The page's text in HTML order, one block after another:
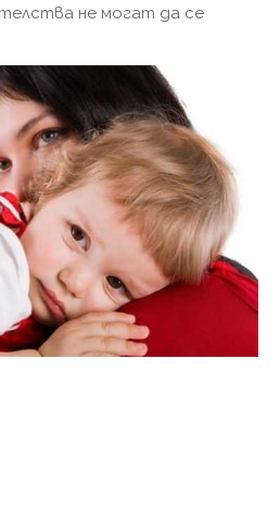
не могат да се